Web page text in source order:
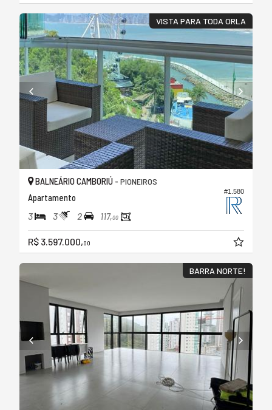
VISTA PARA TODA ORLA
#1.580
BALNEÁRIO CAMBORIÚ - PIONEIROS
Apartamento
3 3 2 117,00
R$ 3.597.000,00
BARRA NORTE!